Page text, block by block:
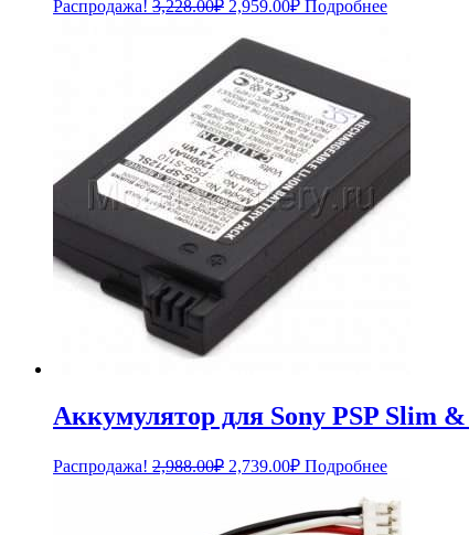
Распродажа! 3,228.00₽
составляла
3,228.00₽.
2,959.00₽
цена:
Подробнее
Аккумулятор для Sony PSP Slim
Распродажа! 2,988.00₽ Первоначальная
2,988.00₽.
2,739.00₽Текущая
цена:
2,739.00₽.
Подробнее